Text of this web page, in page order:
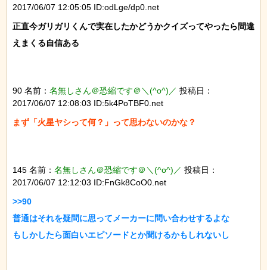
2017/06/07 12:05:05 ID:odLge/dp0.net
正直今ガリガリくんで実在したかどうかクイズってやったら間違
えまくる自信ある
90 名前： 名無しさん＠恐縮です＠＼(^o^)／ 投稿日：
2017/06/07 12:08:03 ID:5k4PoTBF0.net
まず「火星ヤシって何？」って思わないのかな？
145 名前： 名無しさん＠恐縮です＠＼(^o^)／ 投稿日：
2017/06/07 12:12:03 ID:FnGk8CoO0.net
>>90
普通はそれを疑問に思ってメーカーに問い合わせするよな
もしかしたら面白いエピソードとか聞けるかもしれないし